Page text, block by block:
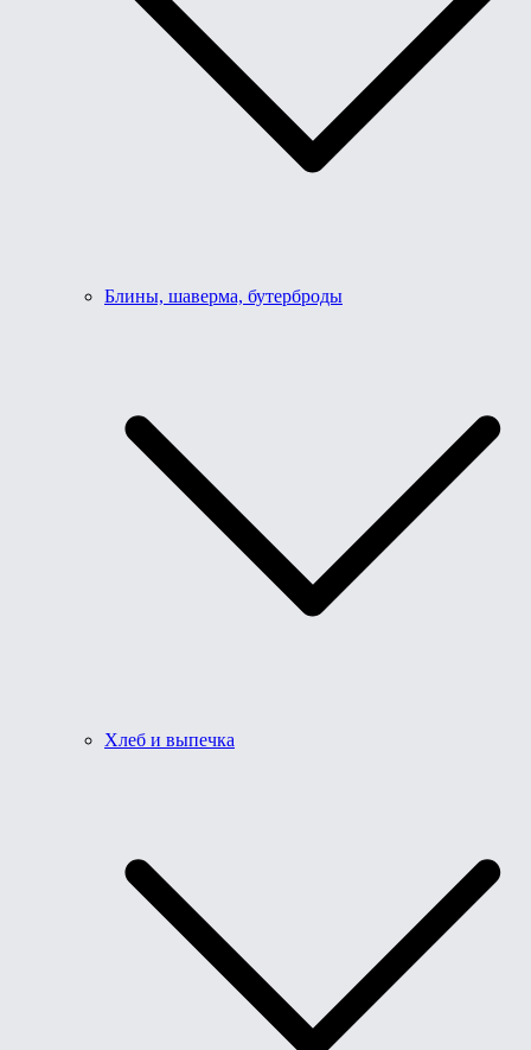
Блины, шаверма, бутерброды
Хлеб и выпечка